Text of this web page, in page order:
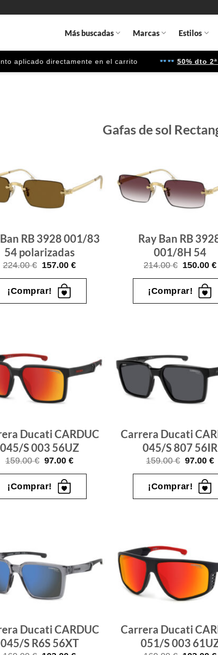
Más buscadas Marcas Estilos
directamente en el carrito 50% dto 2ª
Gafas de sol
de sol
que
RB 3928 ​001/83
​54 polarizadas
224.00€ El
original
era:
224.00 €.
157.00€El
actual
¡Comprar!
Ray Ban RB
001/8H ​54
214.00€ El
original
era:
214.00 €.
150.00€
¡Comprar!
Gafas
de sol
Ducati CARDUC
045/S 003 56UZ
159.00€ El
original
era:
159.00 €.
97.00€El
actual
¡Comprar!
Carrera Ducati
045/S 807 56IR
159.00€ El
original
era:
159.00 €.
97.00€El
¡Comprar!
Gafas
de sol
Ducati CARDUC
045/S R6S 56XT
Carrera Ducati
051/S 003